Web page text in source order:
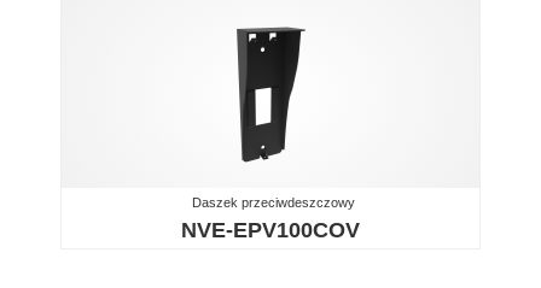
Daszek przeciwdeszczowy
NVE-EPV100COV